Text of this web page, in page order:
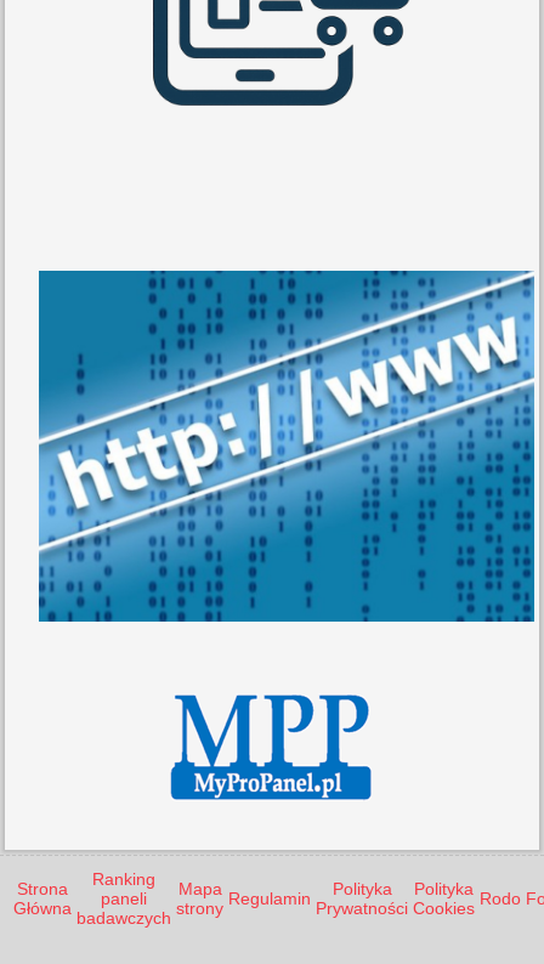
Strona
Główna
Ranking
paneli
badawczych
Mapa
strony Regulamin
Polityka
Prywatności
Polityka
Cookies Rodo